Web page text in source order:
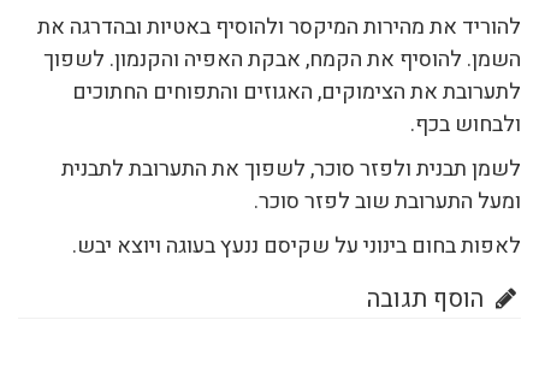
להוריד את מהירות המיקסר ולהוסיף באטיות ובהדרגה את
השמן. להוסיף את הקמח, אבקת האפיה והקנמון. לשפוך
לתערובת את הצימוקים, האגוזים והתפוחים החתוכים
ולבחוש בכף.
לשמן תבנית ולפזר סוכר, לשפוך את התערובת לתבנית
ומעל התערובת שוב לפזר סוכר.
לאפות בחום בינוני על שקיסם ננעץ בעוגה ויוצא יבש.
הוסף תגובה